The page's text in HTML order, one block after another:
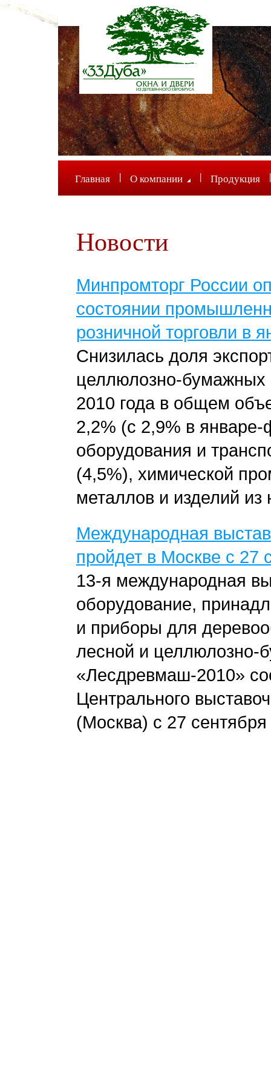
Главная | О компании | Продукция |
Новости
Минпромторг России
состоянии
розничной торговли в
Снизилась доля
целлюлозно-бумажных
2010 года в общем
2,2% (с 2,9% в
оборудования и
(4,5%), химической
металлов и изделий
Международная
пройдет в Москве с 27
13-я международная
оборудование,
и приборы для
лесной и целлюлозно-
«Лесдревмаш-2010»
Центрального
(Москва) с 27